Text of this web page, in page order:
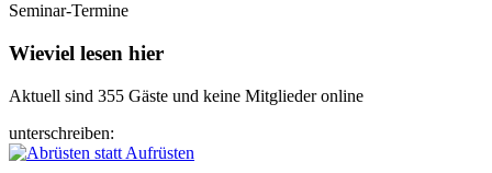
Seminar-Termine
Wieviel lesen hier
Aktuell sind 355 Gäste und keine Mitglieder online
unterschreiben: